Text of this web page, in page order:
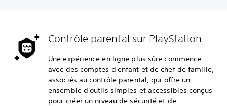
Contrôle parental sur PlayStation
Une expérience en ligne plus sûre commence
avec des comptes d'enfant et de chef de famille,
associés au contrôle parental, qui offre un
ensemble d'outils simples et accessibles conçus
pour créer un niveau de sécurité et de